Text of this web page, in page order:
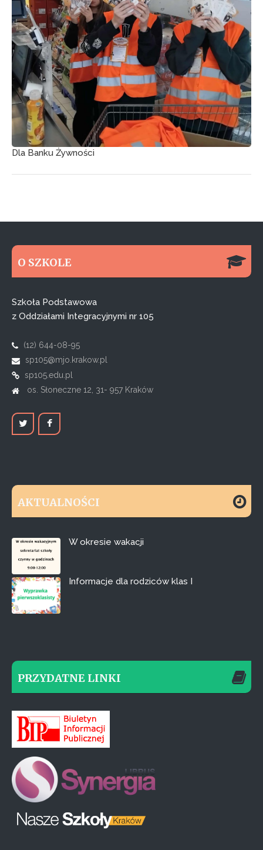
Dla Banku Żywności
O SZKOLE
Szkoła Podstawowa
z Oddziałami Integracyjnymi nr 105
(12) 644-08-95
sp105@mjo.krakow.pl
sp105.edu.pl
os. Słoneczne 12, 31- 957 Kraków
AKTUALNOŚCI
W okresie wakacji
Informacje dla rodziców klas I
PRZYDATNE LINKI